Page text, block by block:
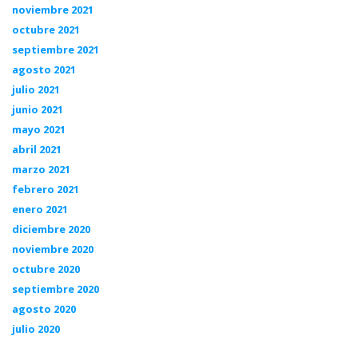
noviembre 2021
octubre 2021
septiembre 2021
agosto 2021
julio 2021
junio 2021
mayo 2021
abril 2021
marzo 2021
febrero 2021
enero 2021
diciembre 2020
noviembre 2020
octubre 2020
septiembre 2020
agosto 2020
julio 2020